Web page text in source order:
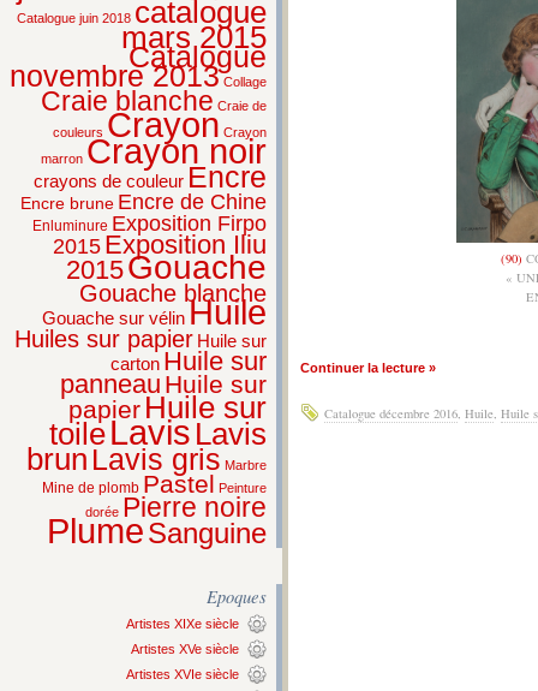
Catalogue juin 2018 catalogue
mars 2015
Catalogue
novembre 2013 Collage
Craie blanche Craie de
couleurs Crayon Crayon
marron Crayon noir
crayons de couleur Encre
Encre brune Encre de Chine
Enluminure Exposition Firpo
2015 Exposition Iliu
2015Gouache
Gouache blanche
Gouache sur vélinHuile
Huiles sur papier Huile sur
carton Huile sur
panneau Huile sur
papier Huile sur
toileLavis Lavis
brun Lavis gris Marbre
Mine de plomb Pastel Peinture
dorée Pierre noire
PlumeSanguine
Epoques
Artistes XIXe siècle
Artistes XVe siècle
Artistes XVIe siècle
(90)
«
Continuer la lecture »
Catalogue décembre 2016, Huile, Huile